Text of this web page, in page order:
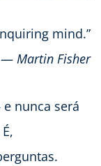
mind.”
— Martin Fisher
nunca será